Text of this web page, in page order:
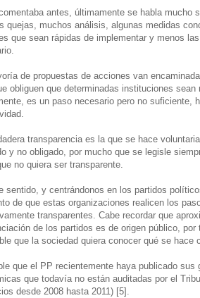
antes, últimamente se habla mucho
quejas, muchos análisis, algunas medidas
que sean rápidas de implementar y menos
de propuestas de acciones van
obliguen que determinadas instituciones sean
es un paso necesario pero no suficiente,
transparencia es la que se hace
y no obligado, por mucho que se legisle
no quiera ser transparente.
sentido, y centrándonos en los partidos
de que estas organizaciones realicen los
transparentes. Cabe recordar que
de los partidos es de origen público,
que la sociedad quiera conocer qué se hace
que el PP recientemente haya publicado sus
que todavía no están auditadas por el
desde 2008 hasta 2011) [5].